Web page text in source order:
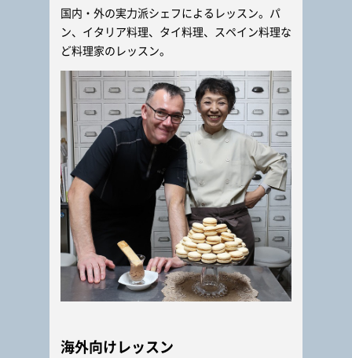
国内・外の実力派シェフによるレッスン。パ
ン、イタリア料理、タイ料理、スペイン料理な
ど料理家のレッスン。
海外向けレッスン